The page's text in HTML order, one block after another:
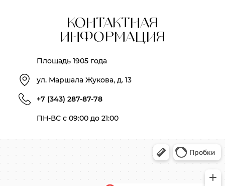
КОНТАКТНАЯ
ИНФОРМАЦИЯ
Площадь 1905 года
ул. Маршала Жукова, д. 13
+7 (343) 287-87-78
ПН-ВС с 09:00 до 21:00